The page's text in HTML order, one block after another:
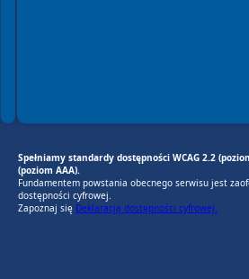
Spełniamy standardy dostępności WCAG 2.2
(poziom AAA).
Fundamentem powstania obecnego serwisu jest
dostępności cyfrowej.
Zapoznaj się Deklaracją dostępności cyfrowej.